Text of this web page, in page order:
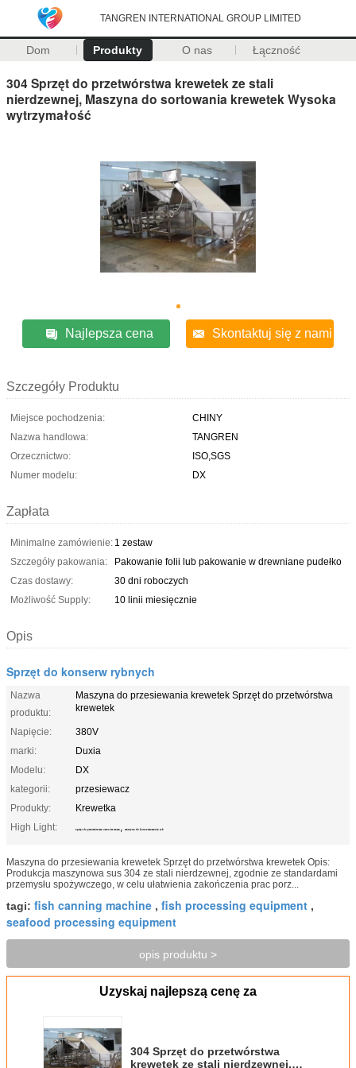
TANGREN INTERNATIONAL GROUP LIMITED
Dom Produkty O nas Łączność
304 Sprzęt do przetwórstwa krewetek ze stali
nierdzewnej, Maszyna do sortowania krewetek Wysoka
wytrzymałość
Najlepsza cena Skontaktuj się z nami
Szczegóły Produktu
Miejsce pochodzenia:
CHINY
Nazwa handlowa:
TANGREN
Orzecznictwo:
ISO,SGS
Numer modelu:
DX
Zapłata
Minimalne zamówienie: 1 zestaw
Szczegóły pakowania:
Pakowanie folii lub pakowanie w drewniane pudełko
Czas dostawy:
30 dni roboczych
Możliwość Supply:
10 linii miesięcznie
Opis
Sprzęt do konserw rybnych
Nazwa
produktu:
Maszyna do przesiewania krewetek Sprzęt do przetwórstwa
krewetek
Napięcie:
380V
marki:
Duxia
Modelu:
DX
kategorii:
przesiewacz
Produkty:
Krewetka
High Light:
sprzęt do przetwórstwa owoców morza , maszyna do konserwowania ryb
Maszyna do przesiewania krewetek Sprzęt do przetwórstwa krewetek Opis:
Produkcja maszynowa sus 304 ze stali nierdzewnej, zgodnie ze standardami
przemysłu spożywczego, w celu ułatwienia zakończenia prac porz...
tagi: fish canning machine , fish processing equipment ,
seafood processing equipment
opis produktu >
Uzyskaj najlepszą cenę za
304 Sprzęt do przetwórstwa
krewetek ze stali nierdzewnej,